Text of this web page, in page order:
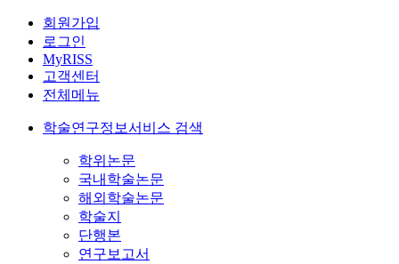
회원가입
로그인
MyRISS
고객센터
전체메뉴
학술연구정보서비스 검색
학위논문
국내학술논문
해외학술논문
학술지
단행본
연구보고서